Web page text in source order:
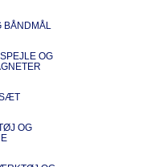
BÅNDMÅL
OG
OG